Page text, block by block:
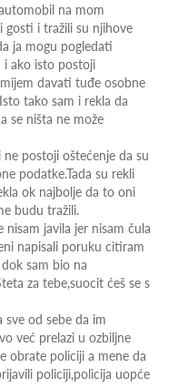
na mom
gosti i tražili su njihove
ja mogu pogledati
i ako isto postoji
davati tuđe osobne
tako sam i rekla da
se ništa ne može
postoji oštećenje da su
podatke.Tada su rekli
ok najbolje da to oni
budu tražili.
nisam javila jer nisam čula
napisali poruku citiram
sam bio na
za tebe,suocit ćeš se s
sve od sebe da im
već prelazi u ozbiljne
obrate policiji a mene da
policiji,policija uopće